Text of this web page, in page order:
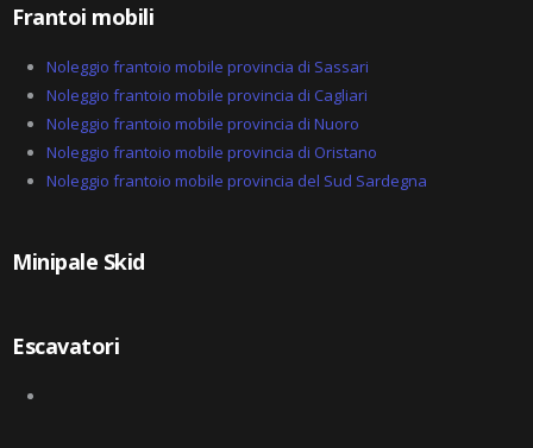
Frantoi mobili
Noleggio frantoio mobile provincia di Sassari
Noleggio frantoio mobile provincia di Cagliari
Noleggio frantoio mobile provincia di Nuoro
Noleggio frantoio mobile provincia di Oristano
Noleggio frantoio mobile provincia del Sud Sardegna
Minipale Skid
Escavatori